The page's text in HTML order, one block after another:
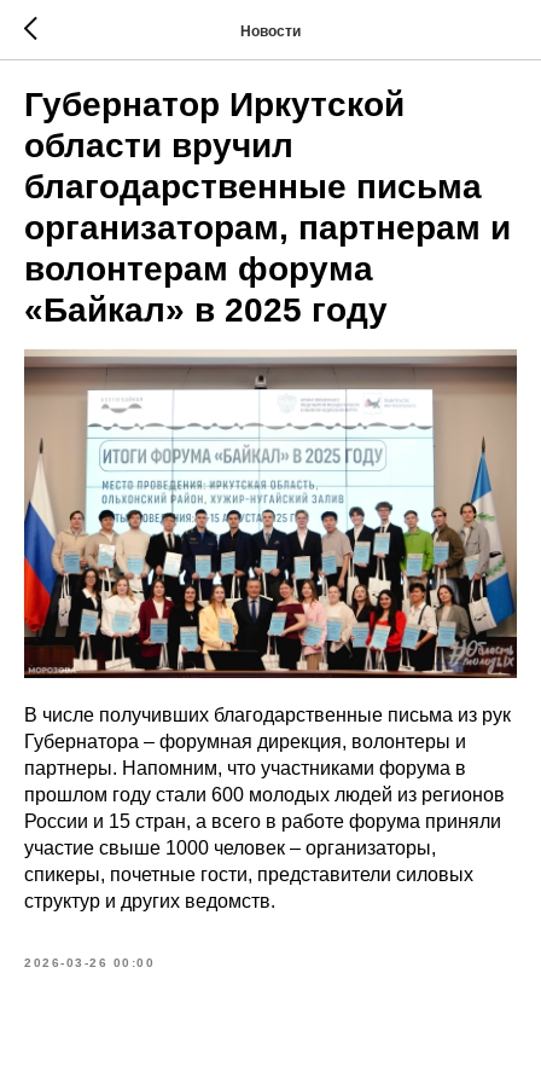
Новости
Губернатор Иркутской
области вручил
благодарственные письма
организаторам, партнерам и
волонтерам форума
«Байкал» в 2025 году
В числе получивших благодарственные письма из рук
Губернатора – форумная дирекция, волонтеры и
партнеры. Напомним, что участниками форума в
прошлом году стали 600 молодых людей из регионов
России и 15 стран, а всего в работе форума приняли
участие свыше 1000 человек – организаторы,
спикеры, почетные гости, представители силовых
структур и других ведомств.
2026-03-26 00:00